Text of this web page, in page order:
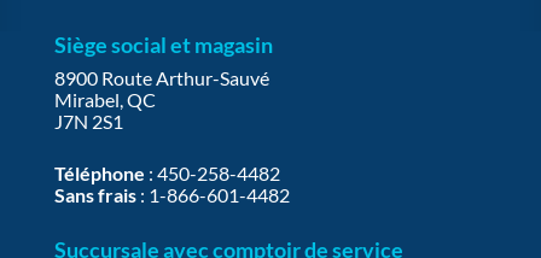
Siège social et magasin
8900 Route Arthur-Sauvé
Mirabel, QC
J7N 2S1
Téléphone : 450-258-4482
Sans frais: 1-866-601-4482
Succursale avec comptoir de service